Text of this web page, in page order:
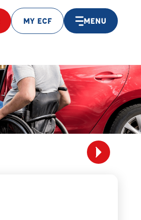
MY ECF MENU